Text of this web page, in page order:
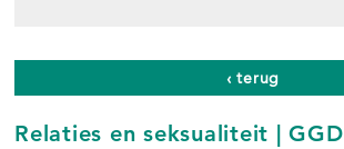
‹ terug
Relaties en seksualiteit | GGD